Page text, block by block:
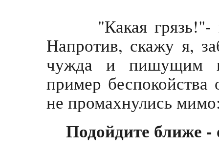
"Какая грязь!"-
Напротив, скажу я,
чужда и пишущим
пример
не промахнулись
Подойдите ближе